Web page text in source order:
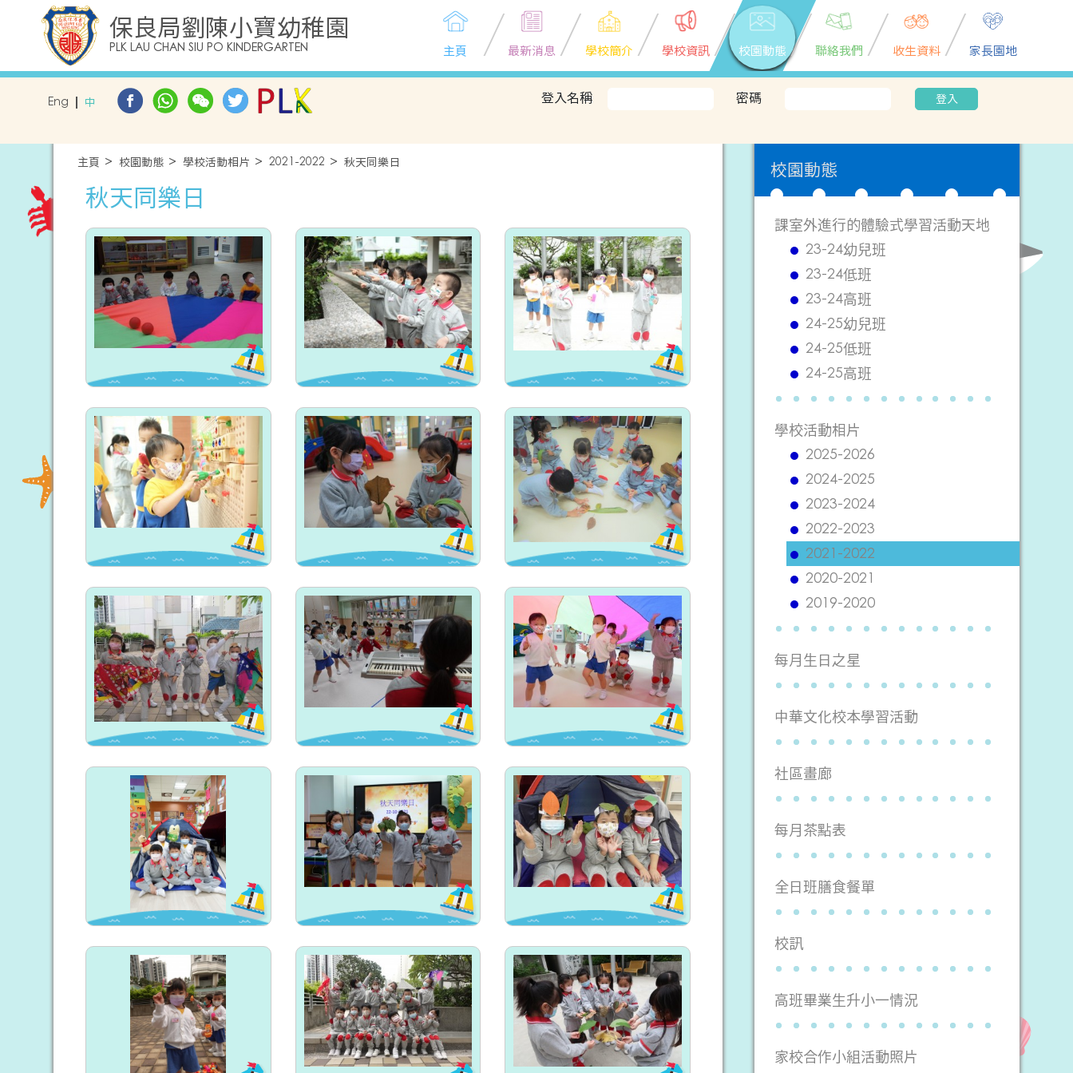
保良局劉陳小寶幼稚園
PLK LAU CHAN SIU PO KINDERGARTEN 主頁 最新消息 學校簡介 學校資訊 校園動態 聯絡我們 收生資料 家長園地
Eng 中 登入名稱 密碼 登入
主頁 校園動態 學校活動相片 2021-2022 秋天同樂日
秋天同樂日
校園動態
課室外進行的體驗式學習活動天地
23-24幼兒班
23-24低班
23-24高班
24-25幼兒班
24-25低班
24-25高班
學校活動相片
2025-2026
2024-2025
2023-2024
2022-2023
2021-2022
2020-2021
2019-2020
每月生日之星
中華文化校本學習活動
社區畫廊
每月茶點表
全日班膳食餐單
校訊
高班畢業生升小一情況
家校合作小組活動照片